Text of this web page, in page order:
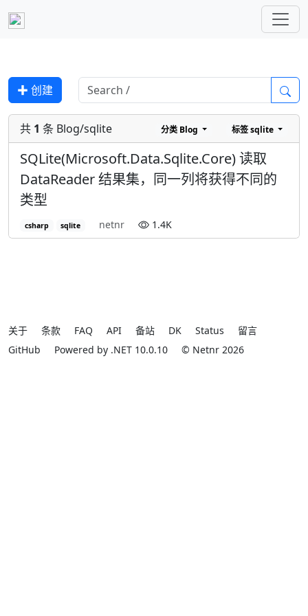
✚ 创建
共 1 条 Blog/sqlite 分类 Blog 标签sqlite
SQLite(Microsoft.Data.Sqlite.Core) 读取
DataReader 结果集，同一列将获得不同的
类型
csharp sqlite netnr 1.4K
关于 条款 FAQ API 备站 DK Status
留言
GitHub
Powered by .NET 10.0.10 © Netnr 2026